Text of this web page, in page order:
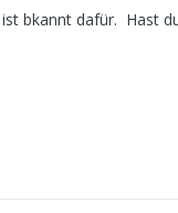
bkannt dafür. Hast